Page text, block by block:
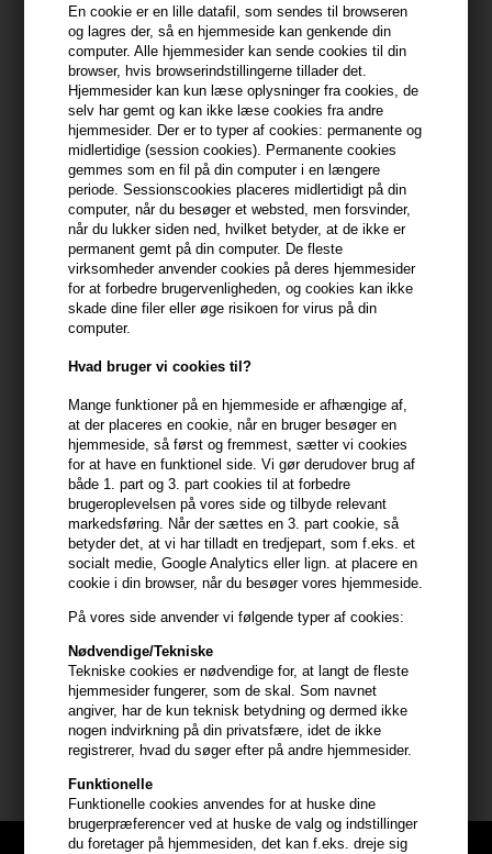
En cookie er en lille datafil, som sendes til browseren
og lagres der, så en hjemmeside kan genkende din
computer. Alle hjemmesider kan sende cookies til din
browser, hvis browserindstillingerne tillader det.
Hjemmesider kan kun læse oplysninger fra cookies, de
selv har gemt og kan ikke læse cookies fra andre
hjemmesider. Der er to typer af cookies: permanente og
midlertidige (session cookies). Permanente cookies
gemmes som en fil på din computer i en længere
periode. Sessionscookies placeres midlertidigt på din
computer, når du besøger et websted, men forsvinder,
når du lukker siden ned, hvilket betyder, at de ikke er
permanent gemt på din computer. De fleste
virksomheder anvender cookies på deres hjemmesider
for at forbedre brugervenligheden, og cookies kan ikke
skade dine filer eller øge risikoen for virus på din
computer.
Hvad bruger vi cookies til?
Mange funktioner på en hjemmeside er afhængige af,
at der placeres en cookie, når en bruger besøger en
hjemmeside, så først og fremmest, sætter vi cookies
for at have en funktionel side. Vi gør derudover brug af
både 1. part og 3. part cookies til at forbedre
brugeroplevelsen på vores side og tilbyde relevant
markedsføring. Når der sættes en 3. part cookie, så
betyder det, at vi har tilladt en tredjepart, som f.eks. et
socialt medie, Google Analytics eller lign. at placere en
cookie i din browser, når du besøger vores hjemmeside.
På vores side anvender vi følgende typer af cookies:
Nødvendige/Tekniske
Tekniske cookies er nødvendige for, at langt de fleste
hjemmesider fungerer, som de skal. Som navnet
angiver, har de kun teknisk betydning og dermed ikke
nogen indvirkning på din privatsfære, idet de ikke
registrerer, hvad du søger efter på andre hjemmesider.
Funktionelle
Funktionelle cookies anvendes for at huske dine
brugerpræferencer ved at huske de valg og indstillinger
du foretager på hjemmesiden, det kan f.eks. dreje sig
På lager- Leveringstid 1-2 dage
Du får 33 DKK til dit næste køb når du køber denne vare -
min konto
399,10 DKK FRA GRATIS FRAGT 399.1 DKK
Beskrivelse Anmeldelser Fabrikant
Innersense Organic Beauty Color Radiance Daily Conditioner - her
i praktisk refill-pose til genopfyldning. Denne balsam er velegnet
til farvet og behandlet hår.
Egenskaber
- Pleje til fyldigt og farvebehandlet hår
- Genopliver hårfarven
- Indeholder blandt andet risklidolie, aloe vera, avocado og
blødgørende olier og blomsteressenser
- Tilfører fugt, styrke og glans
Anvendelse
- Tryk 1-2 pump ud i hænderne
- Fordel i længder og spidser med fingrene eller med en kam
- Lad balsam virke i 1-5 minutter
- Skyl håret grundigt
Størrelse: 946ml i refill pose
Innersense Organic Beauty